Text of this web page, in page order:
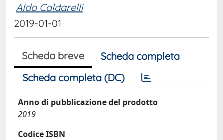
Aldo Caldarelli
2019-01-01
Scheda breve
Scheda completa
Scheda completa (DC)
Anno di pubblicazione del prodotto
2019
Codice ISBN